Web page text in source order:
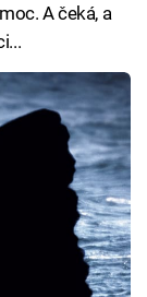
A čeká, a